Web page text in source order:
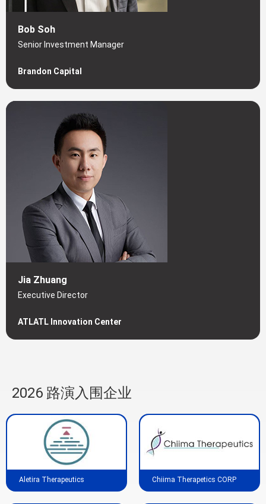
Bob Soh
Senior Investment Manager
Brandon Capital
Jia Zhuang
Executive Director
ATLATL Innovation Center
2026 路演入围企业
Aletira Therapeutics Chiima Therapetics CORP